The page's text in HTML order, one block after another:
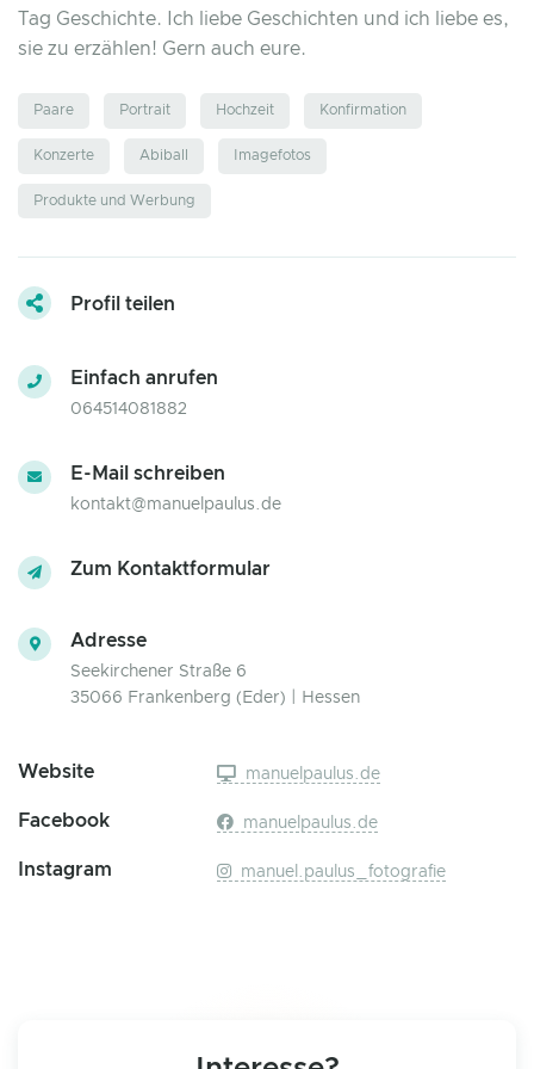
Tag Geschichte. Ich liebe Geschichten und ich liebe es,
sie zu erzählen! Gern auch eure.
Paare Portrait Hochzeit Konfirmation
Konzerte Abiball Imagefotos
Produkte und Werbung
Profil teilen
Einfach anrufen
064514081882
E-Mail schreiben
kontakt@manuelpaulus.de
Zum Kontaktformular
Adresse
Seekirchener Straße 6
35066 Frankenberg (Eder) | Hessen
Website manuelpaulus.de
Facebook manuelpaulus.de
Instagram manuel.paulus_fotografie